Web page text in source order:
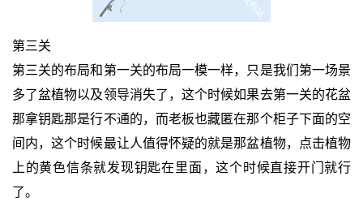
第三关
第三关的布局和第一关的布局一模一样，只是我们第一场景
多了盆植物以及领导消失了，这个时候如果去第一关的花盆
那拿钥匙那是行不通的，而老板也藏匿在那个柜子下面的空
间内，这个时候最让人值得怀疑的就是那盆植物，点击植物
上的黄色信条就发现钥匙在里面，这个时候直接开门就行
了。